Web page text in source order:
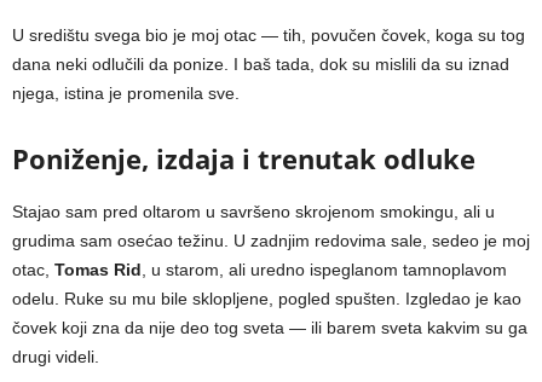
U središtu svega bio je moj otac — tih, povučen čovek, koga su tog
dana neki odlučili da ponize. I baš tada, dok su mislili da su iznad
njega, istina je promenila sve.
Poniženje, izdaja i trenutak odluke
Stajao sam pred oltarom u savršeno skrojenom smokingu, ali u
grudima sam osećao težinu. U zadnjim redovima sale, sedeo je moj
otac, Tomas Rid , u starom, ali uredno ispeglanom tamnoplavom
odelu. Ruke su mu bile sklopljene, pogled spušten. Izgledao je kao
čovek koji zna da nije deo tog sveta — ili barem sveta kakvim su ga
drugi videli.